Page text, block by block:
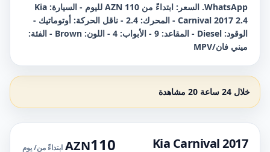
WhatsApp. السعر: ابتداءً من 110 AZN لليوم - السيارة: Kia
Carnival 2017 2.4 - المحرك: 2.4 - ناقل الحركة: أوتوماتيك -
الوقود: Diesel - المقاعد: 9 - الأبواب: 4 - اللون: Brown - الفئة:
ميني فان/MPV
خلال 24 ساعة 20 مشاهدة
Kia Carnival 2017
110
AZN ابتداءً من/ يوم